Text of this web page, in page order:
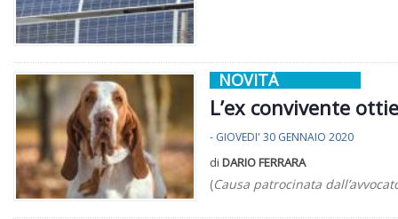
NOVITÀ
L’ex convivente
- GIOVEDI' 30 GENNAIO 2020
di DARIO FERRARA
(Causa patrocinata